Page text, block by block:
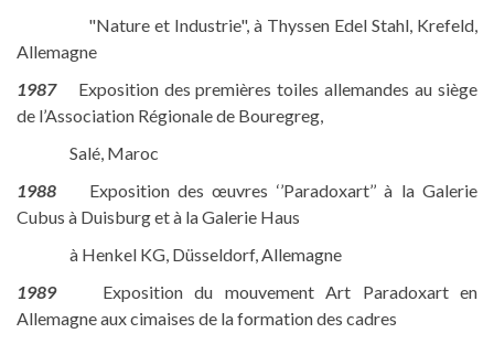
"Nature et Industrie", à Thyssen Edel Stahl, Krefeld,
Allemagne
1987Exposition des premières toiles allemandes au siège
de l’Association Régionale de Bouregreg,
Salé, Maroc
1988 Exposition des œuvres ‘’Paradoxart’’ à la Galerie
Cubus à Duisburg et à la Galerie Haus
à Henkel KG, Düsseldorf, Allemagne
1989Exposition du mouvement Art Paradoxart en
Allemagne aux cimaises de la formation des cadres